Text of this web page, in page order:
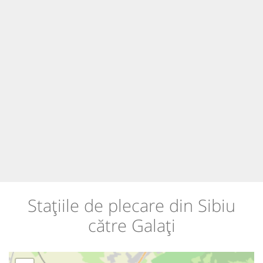
Stațiile de plecare din Sibiu
către Galați